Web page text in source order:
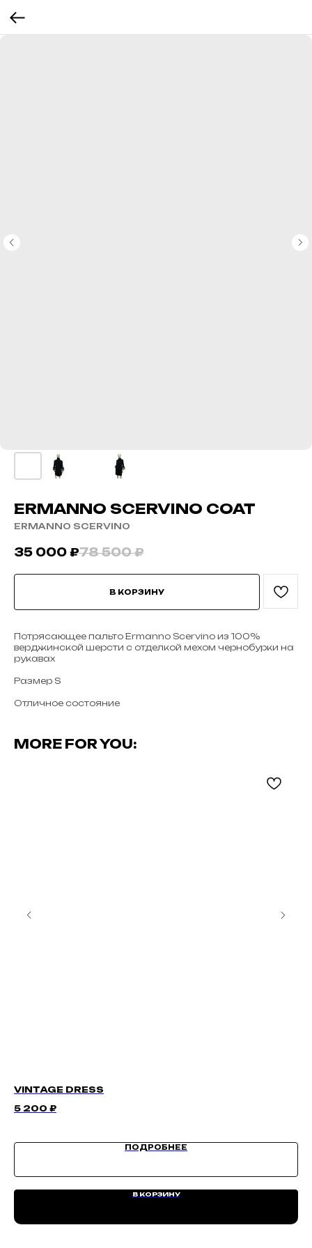
ERMANNO SCERVINO COAT
ERMANNO SCERVINO
35 000 ₽78 500 ₽
В КОРЗИНУ
Потрясающее пальто Ermanno Scervino из 100%
верджинской шерсти с отделкой мехом чернобурки на
рукавах
Размер S
Отличное состояние
MORE FOR YOU:
VINTAGE DRESS
5 200 ₽
ПОДРОБНЕЕ
В КОРЗИНУ